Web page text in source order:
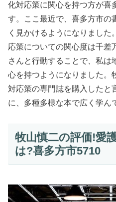
化対応策に関心を持つ方が喜
す。ここ最近で、喜多方市の
く見かけるようになりまし
応策についての関心度は千差
さんと行動することで、私は
心を持つようになりました。
対応策の専門誌を購入したと
に、多種多様な本で広く学ん
牧山慎二の評価!愛
は?喜多方市5710